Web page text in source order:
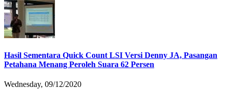
Hasil Sementara Quick Count LSI Versi Denny JA, Pasangan
Petahana Menang Peroleh Suara 62 Persen
Wednesday, 09/12/2020